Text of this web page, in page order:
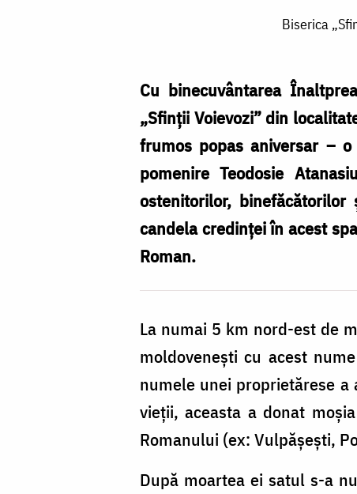
Biserica
Cu binecuvântarea
„Sfinții Voievozi” din
frumos popas aniversar –
pomenire Teodosie
ostenitorilor,
candela credinței în acest
Roman.
La numai 5 km nord-est de
moldovenești cu acest
numele unei proprietărese a
vieții, aceasta a donat
Romanului (ex: Vulpășești,
După moartea ei satul s-a